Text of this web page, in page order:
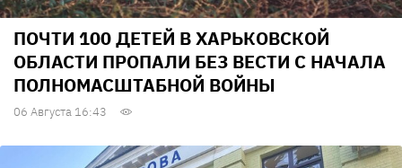
ПОЧТИ 100 ДЕТЕЙ В ХАРЬКОВСКОЙ
ОБЛАСТИ ПРОПАЛИ БЕЗ ВЕСТИ С НАЧАЛА
ПОЛНОМАСШТАБНОЙ ВОЙНЫ
06 Августа 16:43